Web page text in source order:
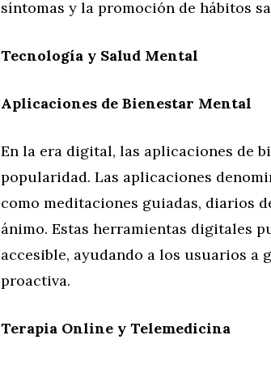
síntomas y la promoción de hábitos
Tecnología y Salud Mental
Aplicaciones de Bienestar Mental
En la era digital, las aplicaciones de
popularidad. Las aplicaciones
como meditaciones guiadas, diarios
ánimo. Estas herramientas digitales
accesible, ayudando a los usuarios a
proactiva.
Terapia Online y Telemedicina